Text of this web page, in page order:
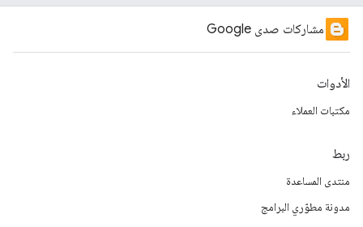
مشاركات صدى Google
الأدوات
مكتبات العملاء
ربط
منتدى المساعدة
مدونة مطوّري البرامج